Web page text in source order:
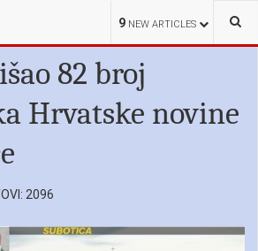
9 NEW ARTICLES
NAJAVE
82 broj
Hrvatske novine
2096